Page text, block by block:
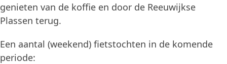
genieten van de koffie en door de Reeuwijkse
Plassen terug.
Een aantal (weekend) fietstochten in de komende
periode: